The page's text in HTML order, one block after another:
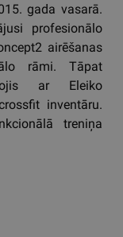
gada vasarā.
profesionālo
airēšanas
rāmi. Tāpat
ar Eleiko
inventāru.
treniņa